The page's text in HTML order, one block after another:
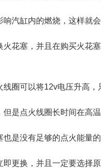
汽缸内的燃烧，这样就
花塞，并且在购买火花
圈可以将12v电压升高，
是点火线圈长时间在高
是没有足够的点火能量
更换，并且一定要选择原